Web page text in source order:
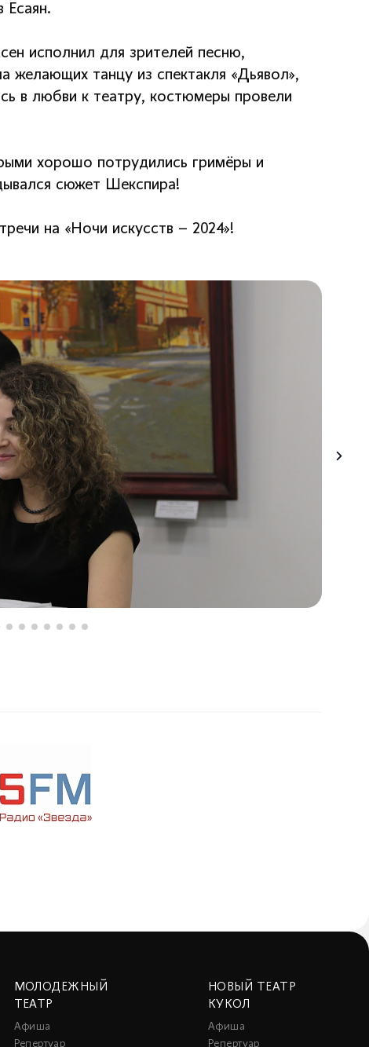
Есаян.
исполнил для зрителей песню,
желающих танцу из спектакля «Дьявол»,
в любви к театру, костюмеры провели
хорошо потрудились гримёры и
сюжет Шекспира!
на «Ночи искусств – 2024»!
МОЛОДЕЖНЫЙ
ТЕАТР
Афиша
Репертуар
НОВЫЙ ТЕАТР
КУКОЛ
Афиша
Репертуар